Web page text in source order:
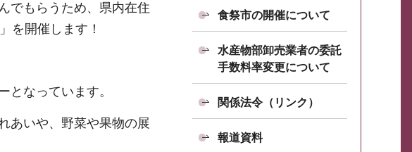
でもらうため、県内在住
を開催します！
となっています。
あいや、野菜や果物の展
食祭市の開催について
水産物部卸売業者の委託
手数料率変更について
関係法令（リンク）
報道資料